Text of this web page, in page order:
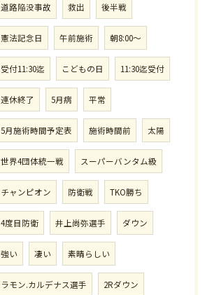
道路陥没事故 救出 後半戦
憲法記念日 午前施術 朝8:00〜
受付11:30迄 こどもの日 11:30迄受付
連休終了 5月病 平常
5月施術時間予定表 施術時間前 太陽
世界4団体統一戦 スーパーバンタム級
チャンピオン 防衛戦 TKO勝ち
4度目防衛 井上尚弥選手 ダウン
強い 凄い 素晴らしい
ラモン.カルデナス選手 2Rダウン